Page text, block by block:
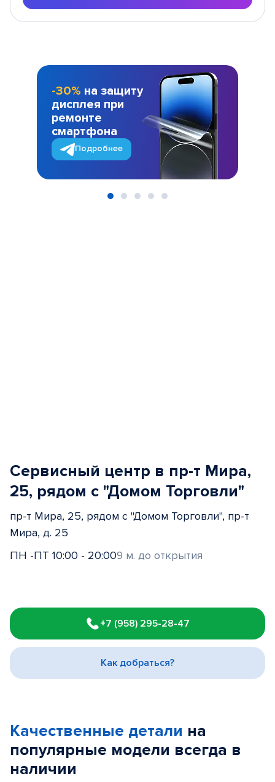
-30% на защиту
дисплея при
ремонте
смартфона
Подробнее
Сервисный центр в пр-т Мира,
25, рядом с "Домом Торговли"
пр-т Мира, 25, рядом с "Домом Торговли", пр-т
Мира, д. 25
ПН -ПТ 10:00 - 20:009 м. до открытия
1
of
3
+7 (958) 295-28-47
Как добраться?
Качественные детали на
популярные модели всегда в
наличии